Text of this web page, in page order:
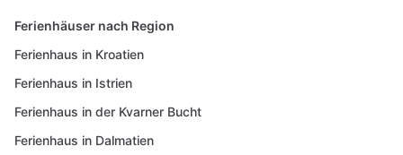
Ferienhäuser nach Region
Ferienhaus in Kroatien
Ferienhaus in Istrien
Ferienhaus in der Kvarner Bucht
Ferienhaus in Dalmatien